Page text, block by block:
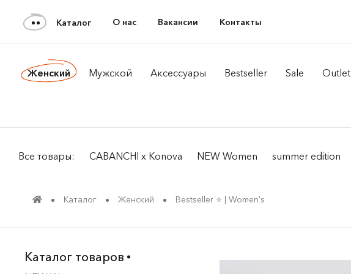
Каталог О нас Вакансии Контакты
Женский Мужской Аксессуары Bestseller Sale Outlet
Все товары: CABANCHI x Konova NEW Women summer edition
Каталог Женский Bestseller ⭐️ | Women's
Каталог товаров